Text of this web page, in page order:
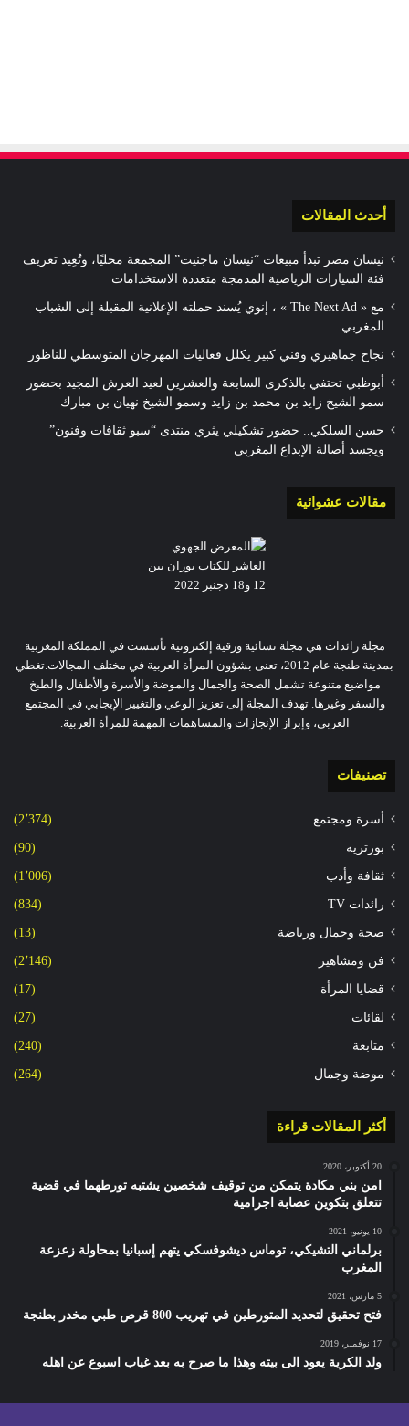
أحدث المقالات
نيسان مصر تبدأ مبيعات “نيسان ماجنيت” المجمعة محليًا، وتُعِيد تعريف
فئة السيارات الرياضية المدمجة متعددة الاستخدامات
مع « The Next Ad » ، إنوي يُسند حملته الإعلانية المقبلة إلى الشباب
المغربي
نجاح جماهيري وفني كبير يكلل فعاليات المهرجان المتوسطي للناظور
أبوظبي تحتفي بالذكرى السابعة والعشرين لعيد العرش المجيد بحضور
سمو الشيخ زايد بن محمد بن زايد وسمو الشيخ نهيان بن مبارك
حسن السلكي.. حضور تشكيلي يثري منتدى “سبو ثقافات وفنون”
ويجسد أصالة الإبداع المغربي
مقالات عشوائية
مجلة رائدات هي مجلة نسائية ورقية إلكترونية تأسست في المملكة المغربية
بمدينة طنجة عام 2012، تعنى بشؤون المرأة العربية في مختلف المجالات.تغطي
مواضيع متنوعة تشمل الصحة والجمال والموضة والأسرة والأطفال والطبخ
والسفر وغيرها. تهدف المجلة إلى تعزيز الوعي والتغيير الإيجابي في المجتمع
العربي، وإبراز الإنجازات والمساهمات المهمة للمرأة العربية.
تصنيفات
أسرة ومجتمع (2٬374)
بورتريه (90)
ثقافة وأدب (1٬006)
رائدات TV (834)
صحة وجمال ورياضة (13)
فن ومشاهير (2٬146)
قضايا المرأة (17)
لقائات (27)
متابعة (240)
موضة وجمال (264)
أكثر المقالات قراءة
20 أكتوبر، 2020
امن بني مكادة يتمكن من توقيف شخصين يشتبه تورطهما في قضية
تتعلق بتكوين عصابة اجرامية
10 يونيو، 2021
برلماني التشيكي، توماس ديشوفسكي يتهم إسبانيا بمحاولة زعزعة
المغرب
5 مارس، 2021
فتح تحقيق لتحديد المتورطين في تهريب 800 قرص طبي مخدر بطنجة
17 نوفمبر، 2019
ولد الكرية يعود الى بيته وهذا ما صرح به بعد غياب اسبوع عن اهله